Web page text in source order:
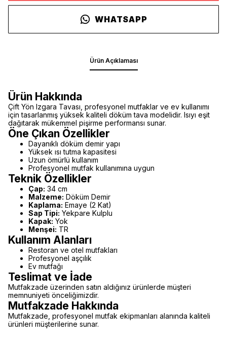
WHATSAPP
Ürün Açıklaması
Ürün Hakkında
Çift Yön Izgara Tavası, profesyonel mutfaklar ve ev kullanımı
için tasarlanmış yüksek kaliteli döküm tava modelidir. Isıyı eşit
dağıtarak mükemmel pişirme performansı sunar.
Öne Çıkan Özellikler
Dayanıklı döküm demir yapı
Yüksek ısı tutma kapasitesi
Uzun ömürlü kullanım
Profesyonel mutfak kullanımına uygun
Teknik Özellikler
Çap: 34 cm
Malzeme: Döküm Demir
Kaplama: Emaye (2 Kat)
Sap Tipi: Yekpare Kulplu
Kapak: Yok
Menşei: TR
Kullanım Alanları
Restoran ve otel mutfakları
Profesyonel aşçılık
Ev mutfağı
Teslimat ve İade
Mutfakzade üzerinden satın aldığınız ürünlerde müşteri
memnuniyeti önceliğimizdir.
Mutfakzade Hakkında
Mutfakzade, profesyonel mutfak ekipmanları alanında kaliteli
ürünleri müşterilerine sunar.